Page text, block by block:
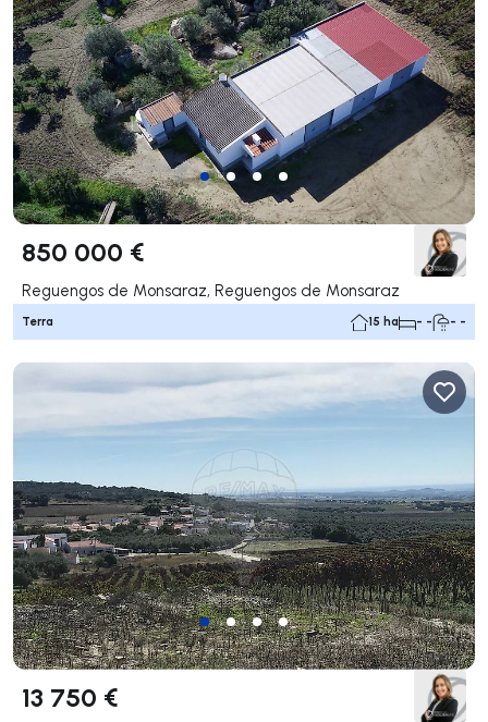
850 000 €
Reguengos de Monsaraz, Reguengos de Monsaraz
Terra 15 ha - - - -
13 750 €